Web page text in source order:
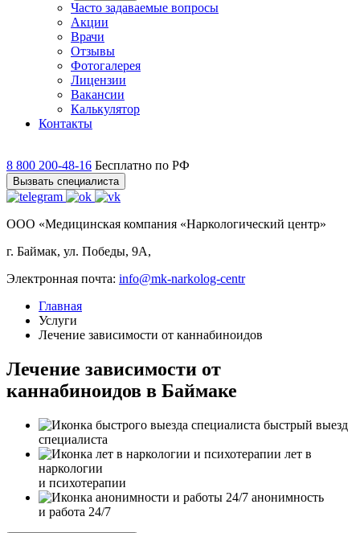
Часто задаваемые вопросы
Акции
Врачи
Отзывы
Фотогалерея
Лицензии
Вакансии
Калькулятор
Контакты
8 800 200-48-16 Бесплатно по РФ
Вызвать специалиста
ООО «Медицинская компания «Наркологический центр»
г. Баймак, ул. Победы, 9А,
Электронная почта: info@mk-narkolog-centr
Главная
Услуги
Лечение зависимости от каннабиноидов
Лечение зависимости от
каннабиноидов в Баймаке
быстрый выезд
специалиста
лет в
наркологии
и психотерапии
анонимность
и работа 24/7